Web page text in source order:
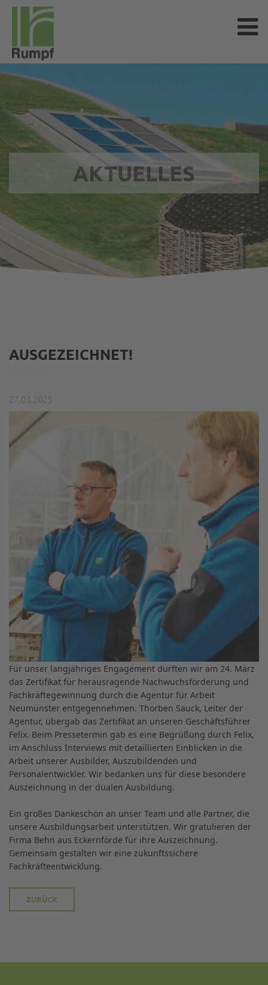
AKTUELLES
AUSGEZEICHNET!
27.03.2025
Für unser langjähriges Engagement durften wir am 24. März
das Zertifikat für herausragende Nachwuchsförderung und
Fachkräftegewinnung durch die Agentur für Arbeit
Neumünster entgegennehmen. Thorben Sauck, Leiter der
Agentur, übergab das Zertifikat an unseren Geschäftsführer
Felix. Beim Pressetermin gab es eine Begrüßung durch Felix,
im Anschluss Interviews mit detaillierten Einblicken in die
Arbeit unserer Ausbilder, Auszubildenden und
Personalentwickler. Wir bedanken uns für diese besondere
Auszeichnung in der dualen Ausbildung.
Ein großes Dankeschön an unser Team und alle Partner, die
unsere Ausbildungsarbeit unterstützen. Wir gratulieren der
Firma Behn aus Eckernförde für ihre Auszeichnung.
Gemeinsam gestalten wir eine zukunftssichere
Fachkräfteentwicklung.
ZURÜCK